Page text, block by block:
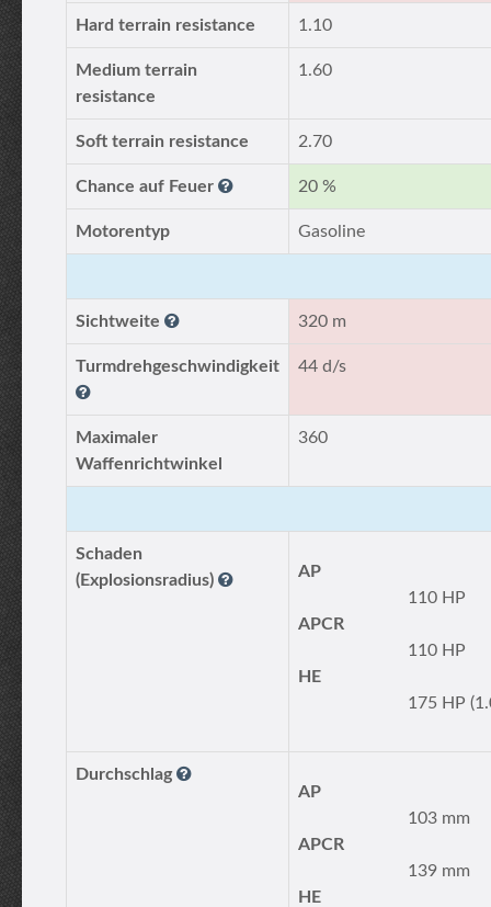
Hard terrain resistance 1.10
Medium terrain
resistance
1.60
Soft terrain resistance 2.70
Chance auf Feuer 20 %
Motorentyp Gasoline
Sichtweite 320 m
Turmdrehgeschwindigkeit 44 d/s
Maximaler
Waffenrichtwinkel
360
Schaden
(Explosionsradius)
AP
110 HP
APCR
110 HP
HE
175 HP
Durchschlag
AP
103 mm
APCR
139 mm
HE